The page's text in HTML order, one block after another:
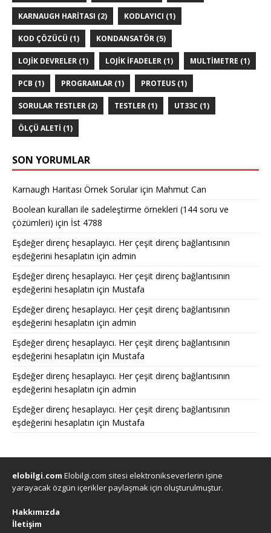
KARNAUGH HARITASI (2) KODLAYICI (1)
KOD ÇÖZÜCÜ (1) KONDANSATÖR (5)
LOJIK DEVRELER (1) LOJIK IFADELER (1) MULTIMETRE (1)
PCB (1) PROGRAMLAR (1) PROTEUS (1)
SORULAR TESTLER (2) TESTLER (1) UT33C (1)
ÖLÇÜ ALETI (1)
SON YORUMLAR
Karnaugh Haritası Örnek Sorulariçin Mahmut Can
Boolean kuralları ile sadeleştirme örnekleri (144 soru ve
çözümleri) için İst 4788
Eşdeğer direnç hesaplayıcı. Her çeşit direnç bağlantısının
eşdeğerini hesaplatın için admin
Eşdeğer direnç hesaplayıcı. Her çeşit direnç bağlantısının
eşdeğerini hesaplatın için Mustafa
Eşdeğer direnç hesaplayıcı. Her çeşit direnç bağlantısının
eşdeğerini hesaplatın için admin
Eşdeğer direnç hesaplayıcı. Her çeşit direnç bağlantısının
eşdeğerini hesaplatın için Mustafa
Eşdeğer direnç hesaplayıcı. Her çeşit direnç bağlantısının
eşdeğerini hesaplatın için admin
Eşdeğer direnç hesaplayıcı. Her çeşit direnç bağlantısının
eşdeğerini hesaplatın için Mustafa
elobilgi.com Elobilgi.com sitesi elektronikseverlerin işine
yarayacak özgün içerikler paylaşmak için oluşturulmuştur.
Hakkımızda
İletişim